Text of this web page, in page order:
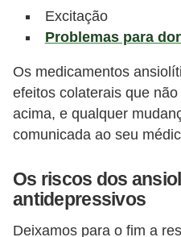
Excitação
Problemas para
Os medicamentos
efeitos colaterais que
acima, e qualquer
comunicada ao seu
Os riscos dos
antidepressivos
Deixamos para o fim a